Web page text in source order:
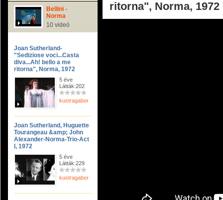
Bellini -
Norma
10 videó
Joan Sutherland-
"Sedizïose voci...Casta
diva...Ah! bello a me
ritorna", Norma, 1972
5 éve
Látták:202
kustragabor
Joan Sutherland, Huguette
Tourangeau &amp; John
Alexander-Norma-Trio-Act
I, 1972
5 éve
Látták:229
kustragabor
ritorna", Norma, 1972